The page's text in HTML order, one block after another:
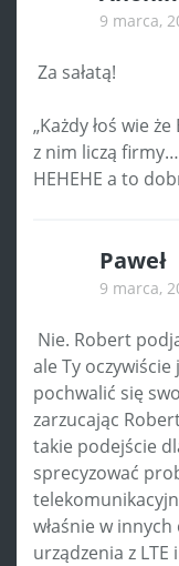
9 marca,
Za sałatą!
„Każdy łoś wie
z nim liczą
HEHEHE a to
Paweł
9 marca,
Nie. Robert
ale Ty oczywiście
pochwalić się
zarzucając
takie podejście
sprecyzować
właśnie w
urządzenia z LTE